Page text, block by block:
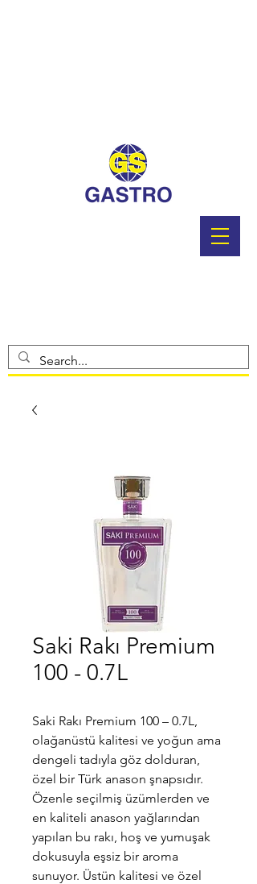
Saki Rakı Premium
100 - 0.7L
Saki Rakı Premium 100 – 0.7L,
olağanüstü kalitesi ve yoğun ama
dengeli tadıyla göz dolduran,
özel bir Türk anason şnapsıdır.
Özenle seçilmiş üzümlerden ve
en kaliteli anason yağlarından
yapılan bu rakı, hoş ve yumuşak
dokusuyla eşsiz bir aroma
sunuyor. Üstün kalitesi ve özel